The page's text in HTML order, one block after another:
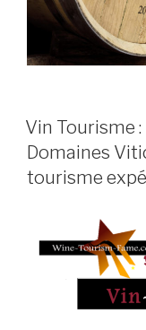
PUBLIÉ
LE
Vin Tourisme
Domaines
tourisme